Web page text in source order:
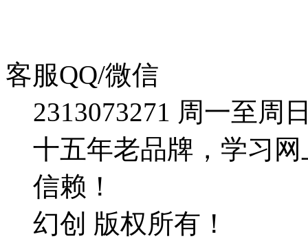
客服QQ/微信
2313073271 周一至周
十五年老品牌，学习
信赖！
幻创 版权所有！